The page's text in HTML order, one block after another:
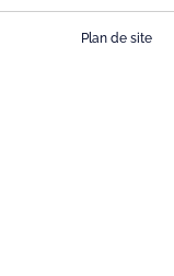
Plan de site